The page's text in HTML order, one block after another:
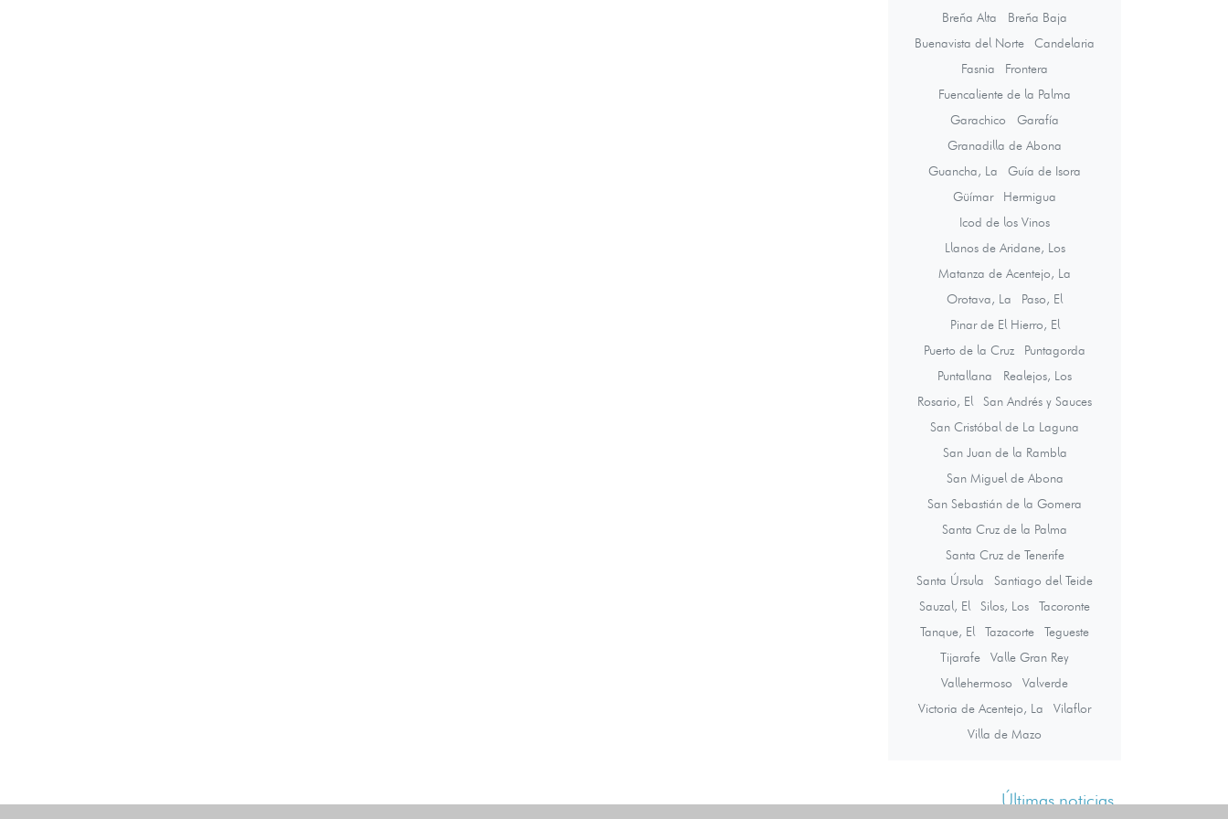
Breña Alta
Breña Baja
Buenavista del Norte
Candelaria
Fasnia
Frontera
Fuencaliente de la Palma
Garachico
Garafía
Granadilla de Abona
Guancha, La
Guía de Isora
Güímar
Hermigua
Icod de los Vinos
Llanos de Aridane, Los
Matanza de Acentejo, La
Orotava, La
Paso, El
Pinar de El Hierro, El
Puerto de la Cruz
Puntagorda
Puntallana
Realejos, Los
Rosario, El
San Andrés y Sauces
San Cristóbal de La Laguna
San Juan de la Rambla
San Miguel de Abona
San Sebastián de la Gomera
Santa Cruz de la Palma
Santa Cruz de Tenerife
Santa Úrsula
Santiago del Teide
Sauzal, El
Silos, Los
Tacoronte
Tanque, El
Tazacorte
Tegueste
Tijarafe
Valle Gran Rey
Vallehermoso
Valverde
Victoria de Acentejo, La
Vilaflor
Villa de Mazo
Últimas noticias